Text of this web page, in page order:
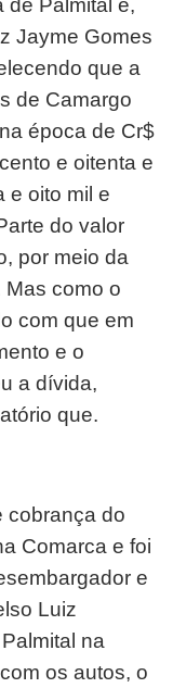
de Palmital e,
Jayme Gomes
que a
de Camargo
época de Cr$
e oitenta e
e oito mil e
do valor
por meio da
como o
com que em
e o
a dívida,
que.
cobrança do
Comarca e foi
e
Luiz
na
os autos, o